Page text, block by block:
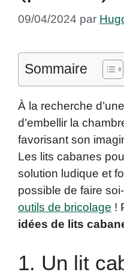
09/04/2024 par
Sommaire
À la recherche
d’embellir la
favorisant son
Les lits cabanes
solution ludique et
possible de faire
outils de bricolage !
idées de lits
1. Un lit